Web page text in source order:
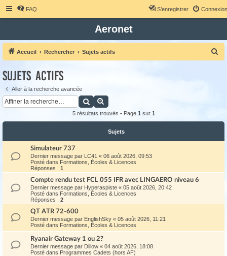
FAQ Connexion
S’enregistrer
Aeronet
Accueil Rechercher Sujets actifs
Sujets actifs
Aller à la recherche avancée
Rechercher
5 résultats trouvés • Page 1 sur 1
Sujets
Simulateur 737
Dernier message par LC41 « 06 août 2026, 09:53
Posté dans Formations, Écoles & Licences
Réponses : 1
Compte rendu test FCL 055 IFR avec LINGAERO niveau 6
Dernier message par Hyperaspiste « 05 août 2026, 20:42
Posté dans Formations, Écoles & Licences
Réponses : 2
QT ATR 72-600
Dernier message par EnglishSky « 05 août 2026, 11:21
Posté dans Formations, Écoles & Licences
Ryanair Gateway 1 ou 2?
Dernier message par Dillow « 04 août 2026, 18:08
Posté dans Programmes Cadets (hors AF)